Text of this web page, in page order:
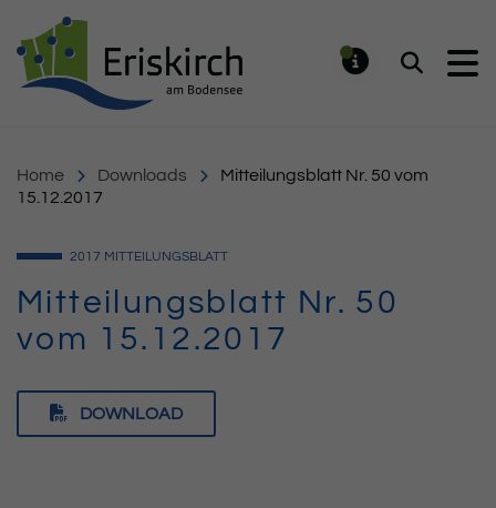
Suchen
Home Downloads
Mitteilungsblatt Nr. 50 vom
15.12.2017
2017 MITTEILUNGSBLATT
Mitteilungsblatt Nr. 50
vom 15.12.2017
DOWNLOAD